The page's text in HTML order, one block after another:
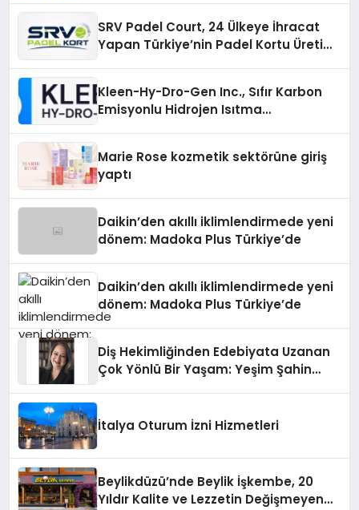
SRV Padel Court, 24 Ülkeye İhracat
Yapan Türkiye’nin Padel Kortu Üretim
Kleen-Hy-Dro-Gen Inc., Sıfır Karbon
Emisyonlu Hidrojen Isıtma
Marie Rose kozmetik sektörüne giriş
yaptı
Daikin’den akıllı iklimlendirmede yeni
dönem: Madoka Plus Türkiye’de
Daikin’den akıllı iklimlendirmede yeni
dönem: Madoka Plus Türkiye’de
Diş Hekimliğinden Edebiyata Uzanan
Çok Yönlü Bir Yaşam: Yeşim Şahin
İtalya Oturum İzni Hizmetleri
Beylikdüzü’nde Beylik İşkembe, 20
Yıldır Kalite ve Lezzetin Değişmeyen